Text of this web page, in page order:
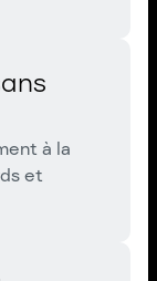
à la
et